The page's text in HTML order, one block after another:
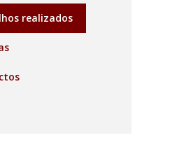
realizados